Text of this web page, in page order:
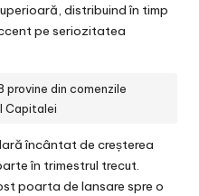
distribuind în timp
pe seriozitatea
provine din comenzile
Capitalei
încântat de creșterea
în trimestrul trecut.
poarta de lansare spre o